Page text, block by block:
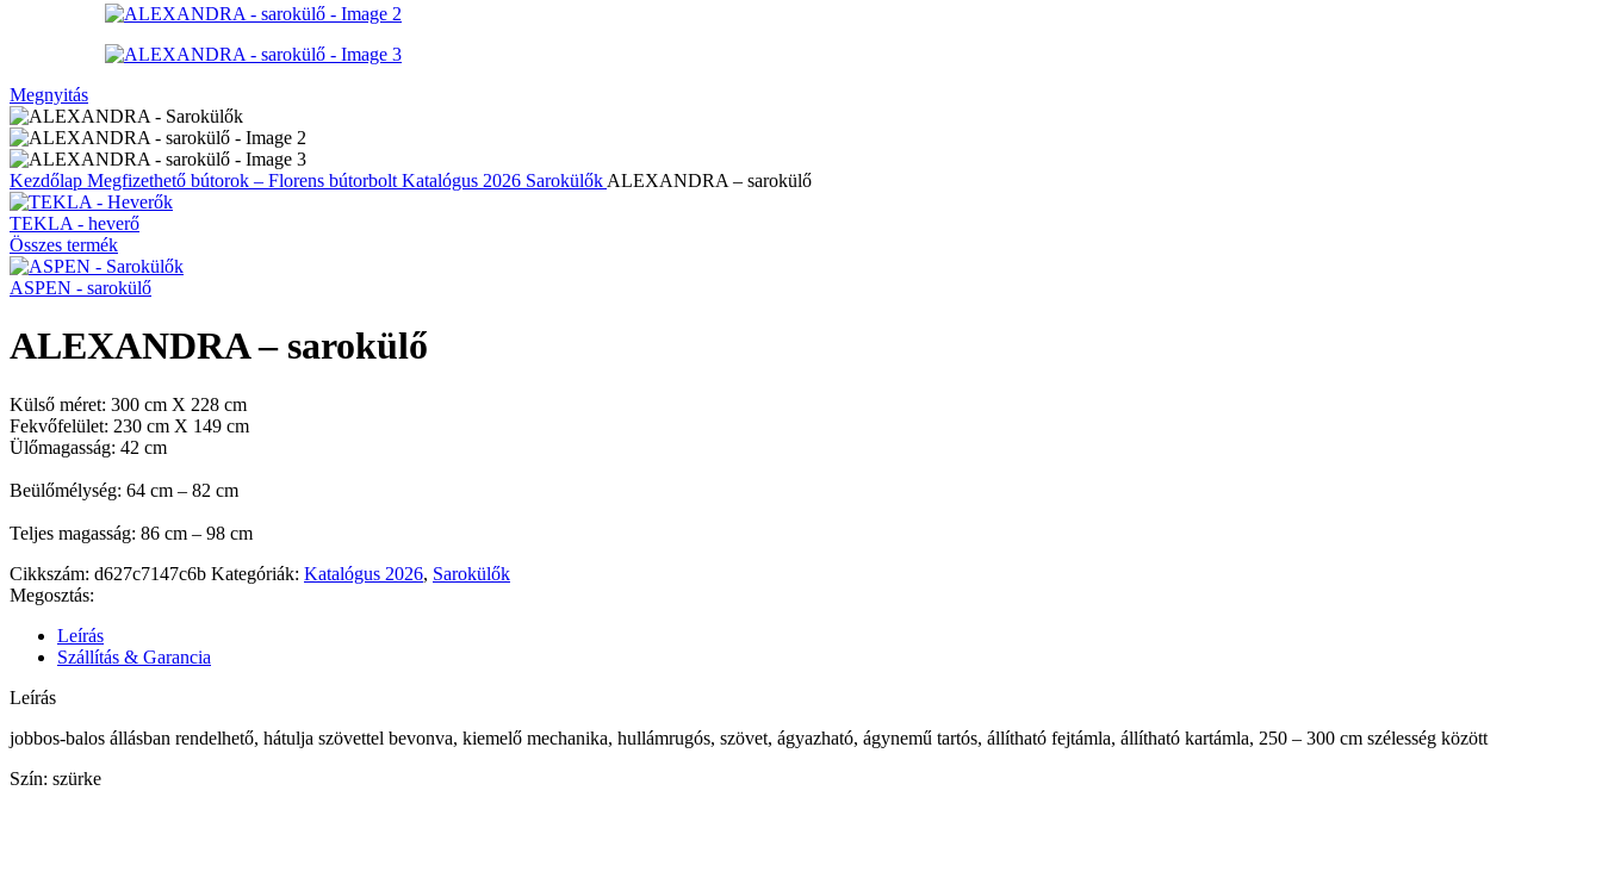
Megnyitás
Kezdőlap Megfizethető bútorok – Florens bútorbolt Katalógus 2026 Sarokülők ALEXANDRA – sarokülő
TEKLA - heverő
Összes termék
ASPEN - sarokülő
ALEXANDRA – sarokülő
Külső méret: 300 cm X 228 cm
Fekvőfelület: 230 cm X 149 cm
Ülőmagasság: 42 cm
Beülőmélység: 64 cm – 82 cm
Teljes magasság: 86 cm – 98 cm
Cikkszám: d627c7147c6b Kategóriák: Katalógus 2026, Sarokülők
Megosztás:
Leírás
Szállítás & Garancia
Leírás
jobbos-balos állásban rendelhető, hátulja szövettel bevonva, kiemelő mechanika, hullámrugós, szövet, ágyazható, ágynemű tartós, állítható fejtámla, állítható kartámla, 250 – 300 cm szélesség között
Szín: szürke